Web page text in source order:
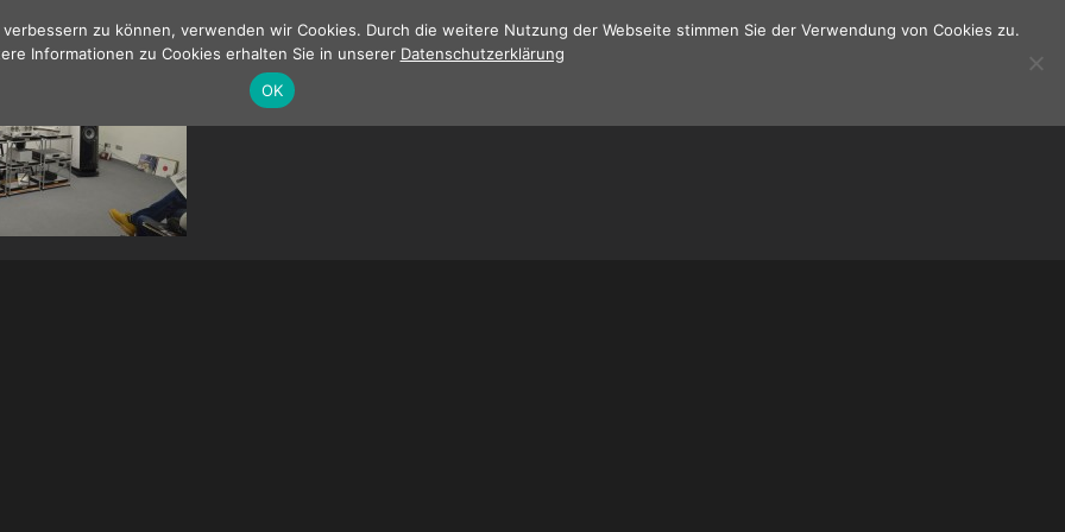
zu können, verwenden wir Cookies. Durch die weitere Nutzung der Webseite stimmen Sie der Verwendung von Cookies zu.
Informationen zu Cookies erhalten Sie in unserer Datenschutzerklärung
OK